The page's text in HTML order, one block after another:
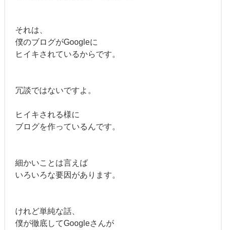
それは、
僕のブログがGoogleに
ヒイキされているからです。
冗談ではないですよ。
ヒイキされる様に
ブログを作っているんです。
細かいことは言えば
いろいろな要因があります。
けれど単純な話、
僕が徹底してGoogleさんが